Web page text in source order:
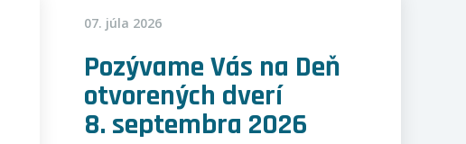
Pozývame Vás na Deň
otvorených dverí
8. septembra 2026
07. júla 2026